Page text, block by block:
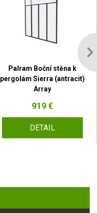
Palram Boční stěna k
pergolám Sierra (antracit)
Array
919 €
DETAIL